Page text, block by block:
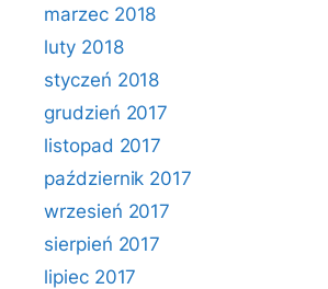
marzec 2018
luty 2018
styczeń 2018
grudzień 2017
listopad 2017
październik 2017
wrzesień 2017
sierpień 2017
lipiec 2017